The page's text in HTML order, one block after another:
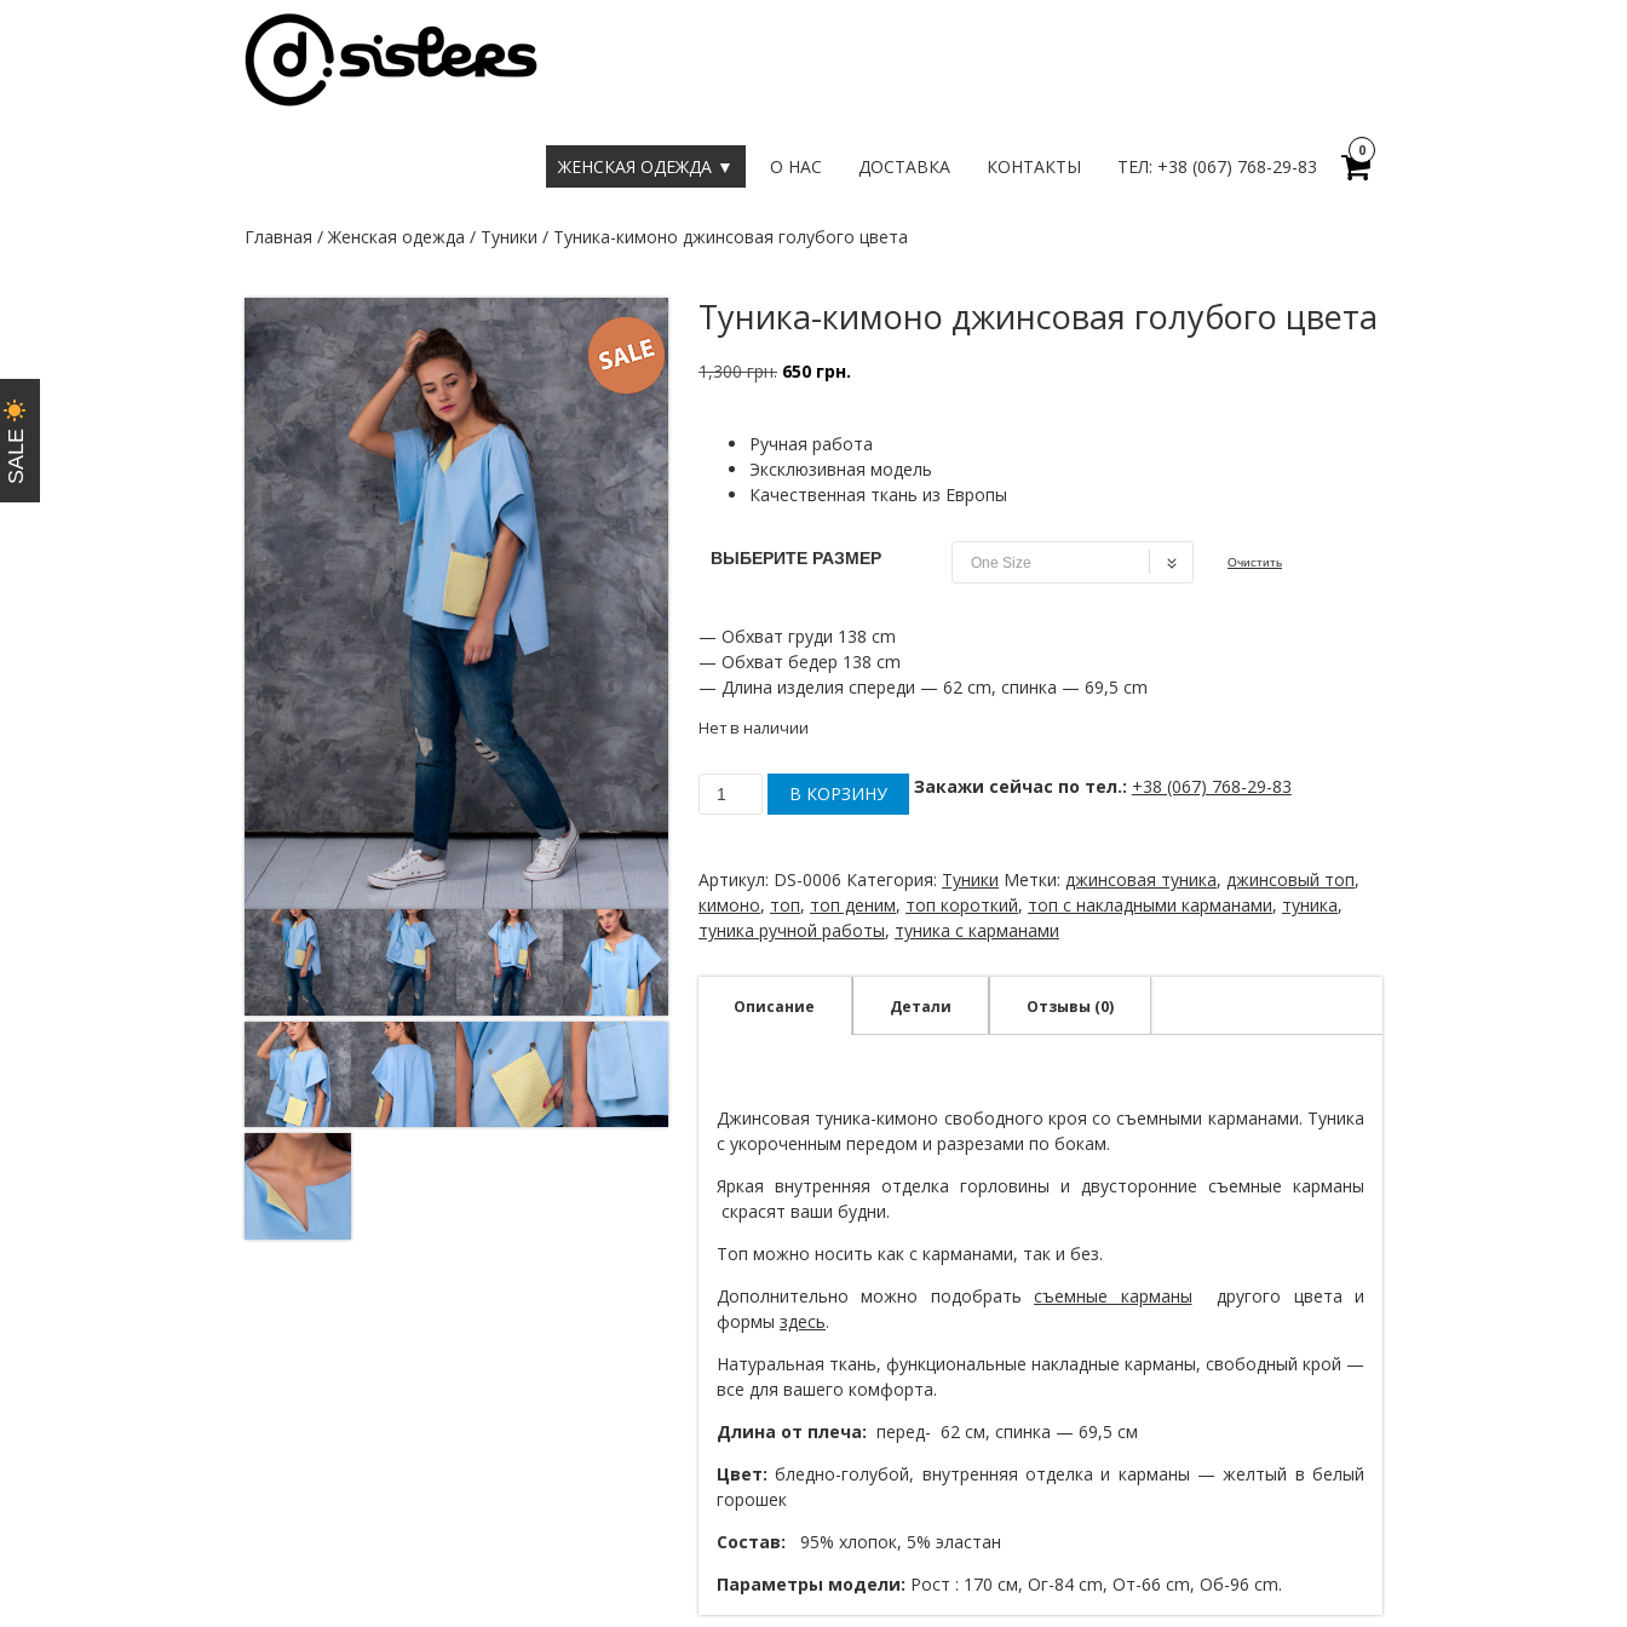
0
ЖЕНСКАЯ ОДЕЖДА ▼ О НАС ДОСТАВКА КОНТАКТЫ ТЕЛ: +38 (067) 768-29-83
SALE
Главная /Женская одежда / Туники / Туника-кимоно джинсовая голубого цвета
Туника-кимоно джинсовая голубого цвета
1,300грн. Первоначальная
1,300 грн..
650 грн.
Ручная работа
Эксклюзивная модель
Качественная ткань из Европы
ВЫБЕРИТЕ РАЗМЕР Очистить
— Обхват груди 138 cm
— Обхват бедер 138 cm
— Длина изделия спереди — 62 cm, спинка — 69,5 cm
Нет в наличии
Количество
товара
кимоно
джинсовая
голубого
цвета
В КОРЗИНУ Закажи сейчас по тел.: +38 (067) 768-29-83
Артикул: DS-0006 Категория: Туники Метки: джинсовая туника, джинсовый топ,
кимоно, топ, топ деним, топ короткий, топ с накладными карманами, туника,
туника ручной работы, туника с карманами
Описание Детали Отзывы (0)
Джинсовая туника-кимоно свободного кроя со съемными карманами. Туника
с укороченным передом и разрезами по бокам.
Яркая внутренняя отделка горловины и двусторонние съемные карманы
скрасят ваши будни.
Топ можно носить как с карманами, так и без.
Дополнительно можно подобратьсъемные карманы другого цвета и
формы здесь.
Натуральная ткань, функциональные накладные карманы, свободный крой —
все для вашего комфорта.
Длина от плеча: перед- 62 см, спинка — 69,5 см
Цвет: бледно-голубой, внутренняя отделка и карманы — желтый в белый
горошек
Состав: 95% хлопок, 5% эластан
Параметры модели: Рост : 170 см, Ог-84 cm, От-66 cm, Об-96 cm.